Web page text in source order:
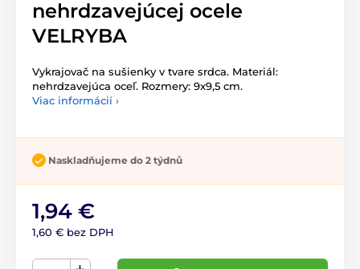
nehrdzavejúcej ocele
VELRYBA
Vykrajovač na sušienky v tvare srdca. Materiál:
nehrdzavejúca oceľ. Rozmery: 9x9,5 cm.
Viac informácií ›
Naskladňujeme do 2 týdnů
1,94 €
1,60 € bez DPH